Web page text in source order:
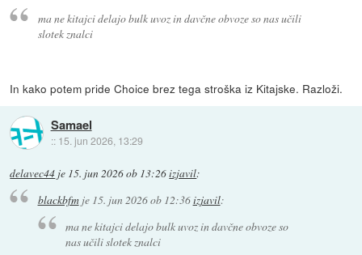
ma ne kitajci delajo bulk uvoz in davčne obvoze so nas učili
slotek znalci
In kako potem pride Choice brez tega stroška iz Kitajske. Razloži.
Samael
:: 15. jun 2026, 13:29
delavec44 je 15. jun 2026 ob 13:26izjavil:
blackbfmje 15. jun 2026 ob 12:36izjavil:
ma ne kitajci delajo bulk uvoz in davčne obvoze so
nas učili slotek znalci